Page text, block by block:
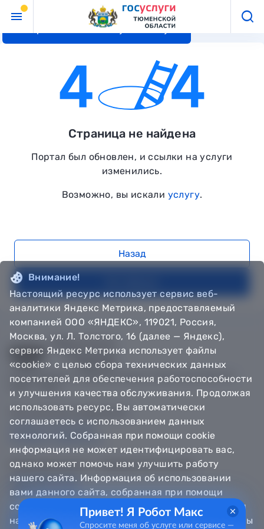
Перейти к основному контенту
Страница не найдена
Портал был обновлен, и ссылки на услуги
изменились.
Возможно, вы искали услугу.
Назад
© Департамент информатизации Тюменской области,
Техническая поддержка
Сообщить об ошибке
Направить обращение
Информационно - справочная служба
8 800 100-12-90
8 3452 56-63-30
Внимание!
Настоящий ресурс использует сервис веб-
аналитики Яндекс Метрика, предоставляемый
компанией ООО «ЯНДЕКС», 119021, Россия,
Москва, ул. Л. Толстого, 16 (далее — Яндекс),
сервис Яндекс Метрика использует файлы
«cookie» с целью сбора технических данных
посетителей для обеспечения работоспособности
и улучшения качества обслуживания. Продолжая
использовать ресурс, Вы автоматически
соглашаетесь с использованием данных
технологий. Собранная при помощи cookie
информация не может идентифицировать вас,
однако может помочь нам улучшить работу
нашего сайта. Информация об использовании
вами данного сайта, собранная при помощи
cookie, будет передаваться Яндексу и храниться
на сервере Яндекса в Российской Федерации. Вы
Привет! Я Робот Макс
Спросите меня об услуге или сервисе —